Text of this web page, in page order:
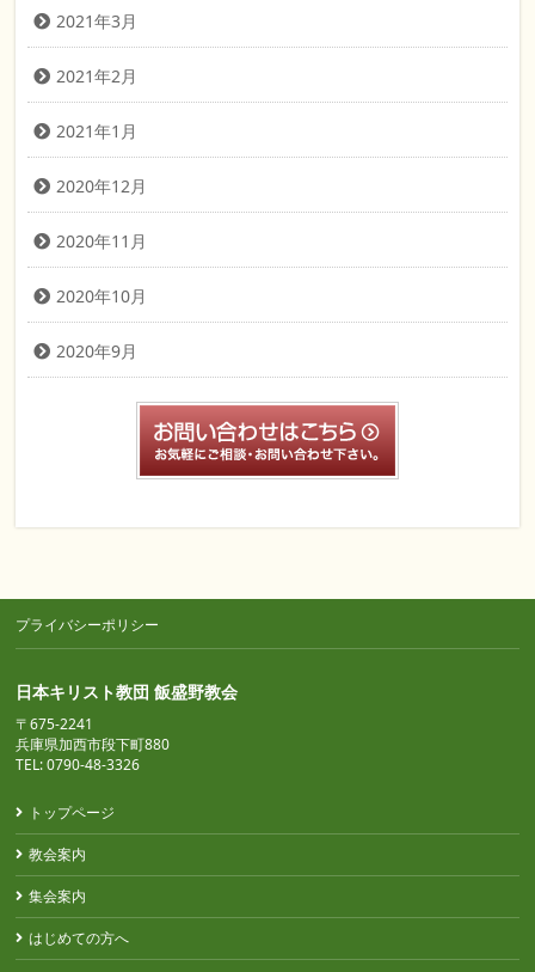
2021年3月
2021年2月
2021年1月
2020年12月
2020年11月
2020年10月
2020年9月
プライバシーポリシー
日本キリスト教団 飯盛野教会
〒675-2241
兵庫県加西市段下町880
TEL: 0790-48-3326
トップページ
教会案内
集会案内
はじめての方へ